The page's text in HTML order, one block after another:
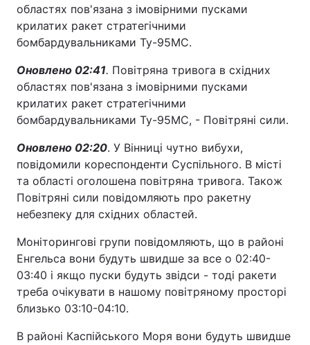
областях пов'язана з імовірними пусками
крилатих ракет стратегічними
бомбардувальниками Ту-95МС.
Оновлено 02:41. Повітряна тривога в східних
областях пов'язана з імовірними пусками
крилатих ракет стратегічними
бомбардувальниками Ту-95МС, - Повітряні сили.
Оновлено 02:20. У Вінниці чутно вибухи,
повідомили кореспонденти Суспільного. В місті
та області оголошена повітряна тривога. Також
Повітряні сили повідомляють про ракетну
небезпеку для східних областей.
Моніторингові групи повідомляють, що в районі
Енгельса вони будуть швидше за все о 02:40-
03:40 і якщо пуски будуть звідси - тоді ракети
треба очікувати в нашому повітряному просторі
близько 03:10-04:10.
В районі Каспійського Моря вони будуть швидше